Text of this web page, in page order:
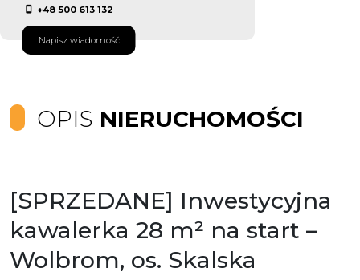
+48 500 613 132
Napisz wiadomość
OPIS NIERUCHOMOŚCI
[SPRZEDANE] Inwestycyjna
kawalerka 28 m² na start –
Wolbrom, os. Skalska